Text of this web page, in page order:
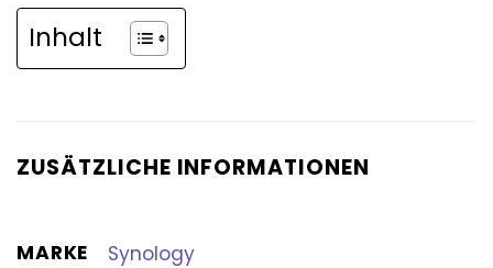
Inhalt
ZUSÄTZLICHE INFORMATIONEN
MARKE Synology